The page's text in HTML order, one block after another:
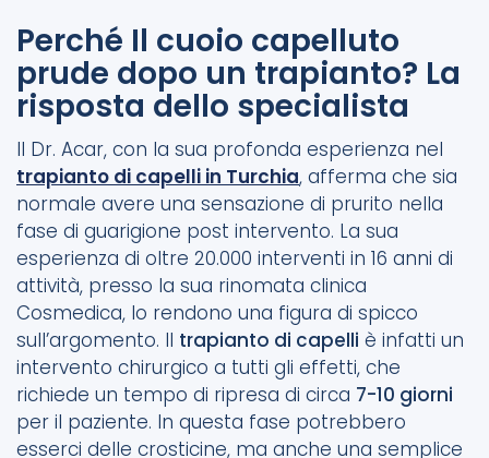
Perché Il cuoio capelluto
prude dopo un trapianto? La
risposta dello specialista
Il Dr. Acar, con la sua profonda esperienza nel
trapianto di capelli in Turchia, afferma che sia
normale avere una sensazione di prurito nella
fase di guarigione post intervento. La sua
esperienza di oltre 20.000 interventi in 16 anni di
attività, presso la sua rinomata clinica
Cosmedica, lo rendono una figura di spicco
sull’argomento. Il trapianto di capelli è infatti un
intervento chirurgico a tutti gli effetti, che
richiede un tempo di ripresa di circa 7-10 giorni
per il paziente. In questa fase potrebbero
esserci delle crosticine, ma anche una semplice